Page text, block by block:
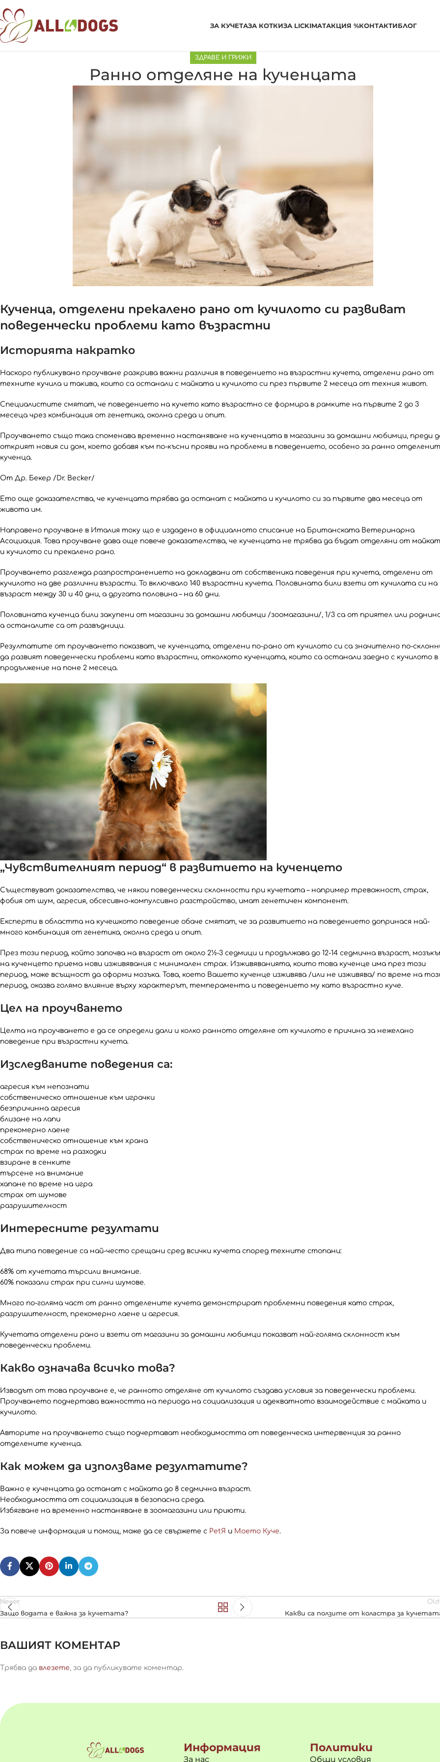
ЗА КУЧЕТАЗА КОТКИЗА LICKIMATАКЦИЯ %КОНТАКТИБЛОГ
ЗДРАВЕ И ГРИЖИ
Ранно отделяне на кученцата
Кученца, отделени прекалено рано от кучилото си развиват
поведенчески проблеми като възрастни
Историята накратко
Наскоро публикувано проучване разкрива важни различия в поведението на възрастни кучета, отделени рано от
техните кучила и такива, които са останали с майката и кучилото си през първите 2 месеца от техния живот.
Специалистите смятат, че поведението на кучето като възрастно се формира в рамките на първите 2 до 3
месеца чрез комбинация от генетика, околна среда и опит.
Проучването също така споменава временно настаняване на кученцата в магазини за домашни любимци, преди
открият новия си дом, което добавя към по-късни прояви на проблеми в поведението, особено за ранно
кученца.
От Др. Бекер /Dr. Becker/
Ето още доказателства, че кученцата трябва да останат с майката и кучилото си за първите два месеца от
живота им.
Направено проучване в Италия току що е издадено в официалното списание на Британската Ветеринарна
Асоциация. Това проучване дава още повече доказателства, че кученцата не трябва да бъдат отделяни от
и кучилото си прекалено рано.
Проучването разглежда разпространението на докладвани от собственика поведения при кучета, отделени от
кучилото на две различни възрасти. То включвало 140 възрастни кучета. Половината били взети от кучилата си на
възраст между 30 и 40 дни, а другата половина – на 60 дни.
Половината кученца били закупени от магазини за домашни любимци /зоомагазини/, 1/3 са от приятел или
а останалите са от развъдници.
Резултатите от проучването показват, че кученцата, отделени по-рано от кучилото си са значително по-
да развият поведенчески проблеми като възрастни, отколкото кученцата, които са останали заедно с кучилото в
продължение на поне 2 месеца.
„Чувствителният период“ в развитието на кученцето
Съществуват доказателства, че някои поведенчески склонности при кучетата – например тревожност, страх,
фобия от шум, агресия, обсесивно-компулсивно разстройство, имат генетичен компонент.
Експерти в областта на кучешкото поведение обаче смятат, че за развитието на поведението допринася най-
много комбинация от генетика, околна среда и опит.
През този период, който започва на възраст от около 2½-3 седмици и продължава до 12-14 седмична възраст,
на кученцето приема нови изживявания с минимален страх. Изживяванията, които това кученце има през този
период, може всъщност да оформи мозъка. Това, което Вашето кученце изживява /или не изживява/ по време на
период, оказва голямо влияние върху характерът, темперамента и поведението му като възрастно куче.
Цел на проучването
Целта на проучването е да се определи дали и колко ранното отделяне от кучилото е причина за нежелано
поведение при възрастни кучета.
Изследваните поведения са:
агресия към непознати
собственическо отношение към играчки
безпричинна агресия
близане на лапи
прекомерно лаене
собственическо отношение към храна
страх по време на разходки
взиране в сенките
търсене на внимание
хапане по време на игра
страх от шумове
разрушителност
Интересните резултати
Два типа поведение са най-често срещани сред всички кучета според техните стопани:
68% от кучетата търсили внимание.
60% показали страх при силни шумове.
Много по-голяма част от ранно отделените кучета демонстрират проблемни поведения като страх,
разрушителност, прекомерно лаене и агресия.
Кучетата отделени рано и взети от магазини за домашни любимци показват най-голяма склонност към
поведенчески проблеми.
Какво означава всичко това?
Изводът от това проучване е, че ранното отделяне от кучилото създава условия за поведенчески проблеми.
Проучването подчертава важността на периода на социализация и адекватното взаимодействие с майката и
кучилото.
Авторите на проучването също подчертават необходимостта от поведенческа интервенция за ранно
отделените кученца.
Как можем да използваме резултатите?
Важно е кученцата да останат с майката до 8 седмична възраст.
Необходимостта от социализация в безопасна среда.
Избягване на временно настаняване в зоомагазини или приюти.
За повече информация и помощ, може да се свържете с PetЯ и Моето Куче.
Newer
Защо водата е важна за кучетата? Какви са ползите от коластра за
ВАШИЯТ КОМЕНТАР
Трябва да влезете, за да публикувате коментар.
Информация
За нас
Политики
Общи условия